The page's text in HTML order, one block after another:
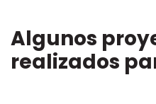
Algunos
realizados